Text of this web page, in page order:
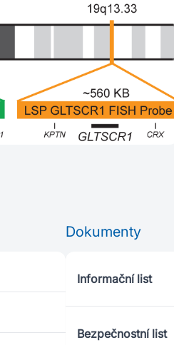
Dokumenty
Informační list
Bezpečnostní list